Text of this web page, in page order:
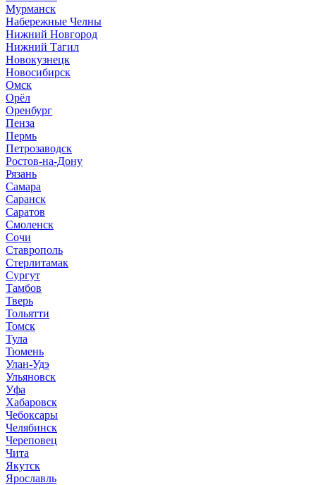
Мурманск
Набережные Челны
Нижний Новгород
Нижний Тагил
Новокузнецк
Новосибирск
Омск
Орёл
Оренбург
Пенза
Пермь
Петрозаводск
Ростов-на-Дону
Рязань
Самара
Саранск
Саратов
Смоленск
Сочи
Ставрополь
Стерлитамак
Сургут
Тамбов
Тверь
Тольятти
Томск
Тула
Тюмень
Улан-Удэ
Ульяновск
Уфа
Хабаровск
Чебоксары
Челябинск
Череповец
Чита
Якутск
Ярославль